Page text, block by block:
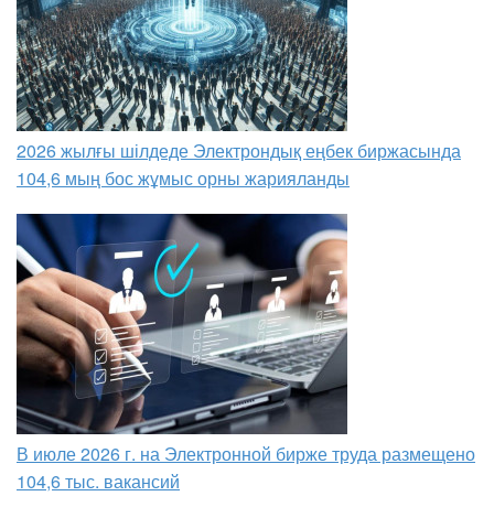
2026 жылғы шілдеде Электрондық еңбек биржасында
104,6 мың бос жұмыс орны жарияланды
В июле 2026 г. на Электронной бирже труда размещено
104,6 тыс. вакансий